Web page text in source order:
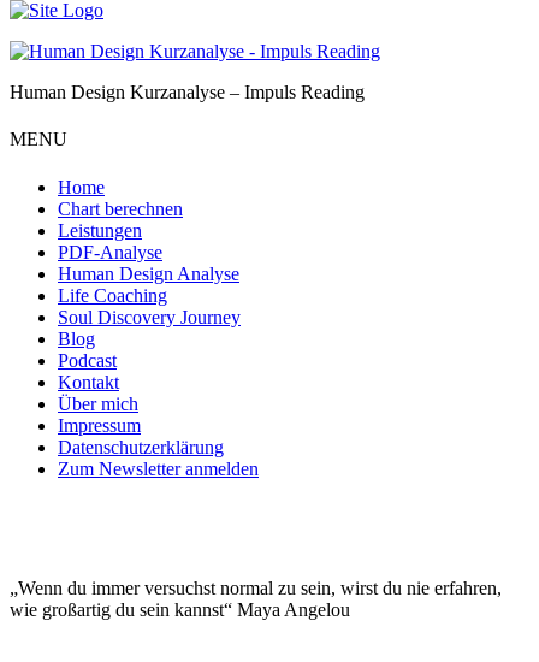
Human Design Kurzanalyse – Impuls Reading
MENU
Home
Chart berechnen
Leistungen
PDF-Analyse
Human Design Analyse
Life Coaching
Soul Discovery Journey
Blog
Podcast
Kontakt
Über mich
Impressum
Datenschutzerklärung
Zum Newsletter anmelden
„Wenn du immer versuchst normal zu sein, wirst du nie erfahren,
wie großartig du sein kannst“ Maya Angelou